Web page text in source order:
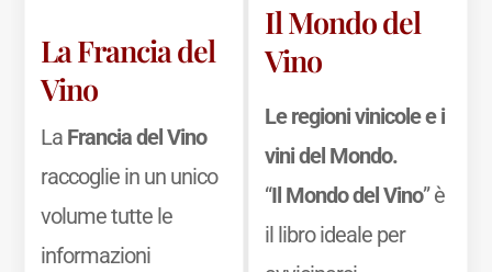
La Francia del
Vino
La Francia del Vino
raccoglie in un unico
volume tutte le
informazioni
Il Mondo del
Vino
Le regioni vinicole e i
vini del Mondo.
“Il Mondo del Vino” è
il libro ideale per